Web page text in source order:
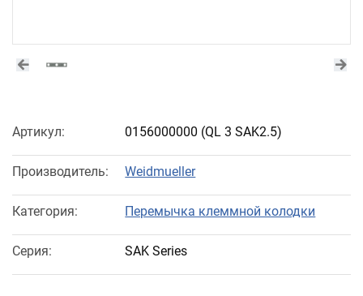
Артикул: 0156000000 (QL 3 SAK2.5)
Производитель: Weidmueller
Категория: Перемычка клеммной колодки
Серия: SAK Series